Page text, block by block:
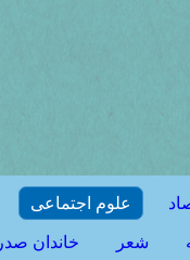
علوم اجتماعی
خاندان صدر شعر